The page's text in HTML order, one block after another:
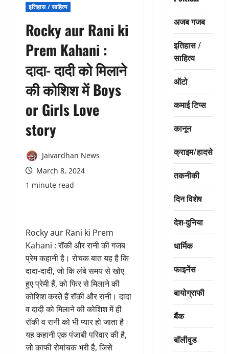
इतिहास / साहित्य
Rocky aur Rani ki
Prem Kahani :
दादा- दादी को मिलाने
की कोशिश में Boys
or Girls Love
story
Jaivardhan News
March 8, 2024
1 minute read
Rocky aur Rani ki Prem
Kahani : रॉकी और रानी की गजब
प्रेम कहानी है। रोचक बात यह है कि
दादा-दादी, जो कि लंबे समय से खोए
हुए प्रेमी हैं, को फिर से मिलाने की
कोशिश करते हैं रॉकी और रानी। दादा
व दादी को मिलाने की कोशिश में ही
रॉकी व रानी को भी प्यार हो जाता है।
यह कहानी एक पंजाबी परिवार की है,
जो काफी रोमांचक भरी है, जिसे
अजब गजब
इतिहास /
साहित्य
ऑटो
कमाई टिप्स
कानून
क्राइम/हादसे
तकनीकी
दिन विशेष
देश-दुनिया
धार्मिक
फाइनेंस
बायोग्राफी
बैंक
बॉलीवुड